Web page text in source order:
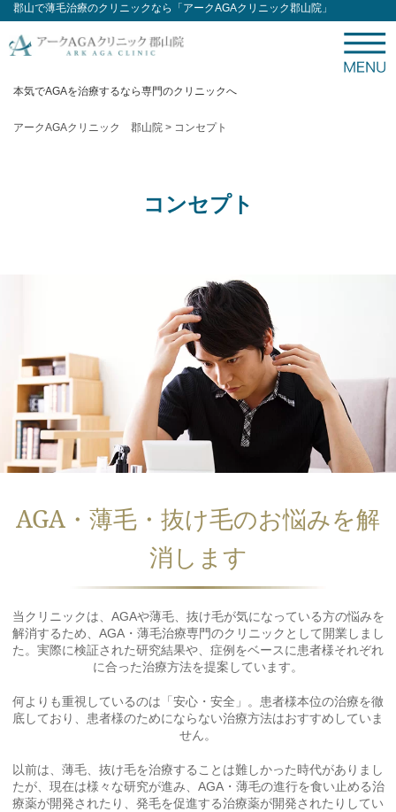
郡山で薄毛治療のクリニックなら「アークAGAクリニック郡山院」
本気でAGAを治療するなら専門のクリニックへ
アークAGAクリニック 郡山院 > コンセプト
コンセプト
AGA・薄⽑・抜け⽑のお悩みを解
消します
当クリニックは、AGAや薄毛、抜け毛が気になっている方の悩みを
解消するため、AGA・薄毛治療専門のクリニックとして開業しまし
た。実際に検証された研究結果や、症例をベースに患者様それぞれ
に合った治療方法を提案しています。
何よりも重視しているのは「安心・安全」。患者様本位の治療を徹
底しており、患者様のためにならない治療方法はおすすめしていま
せん。
以前は、薄毛、抜け毛を治療することは難しかった時代がありまし
たが、現在は様々な研究が進み、AGA・薄毛の進行を食い止める治
療薬が開発されたり、発毛を促進する治療薬が開発されたりしてい